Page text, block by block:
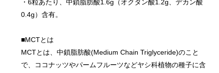
・6粒あたり、中鎖脂肪酸1.6g（オクタン酸1.2g、デカン酸
0.4g）含有。
■MCTとは
MCTとは、中鎖脂肪酸(Medium Chain Triglyceride)のこと
で、ココナッツやパームフルーツなどヤシ科植物の種子に含